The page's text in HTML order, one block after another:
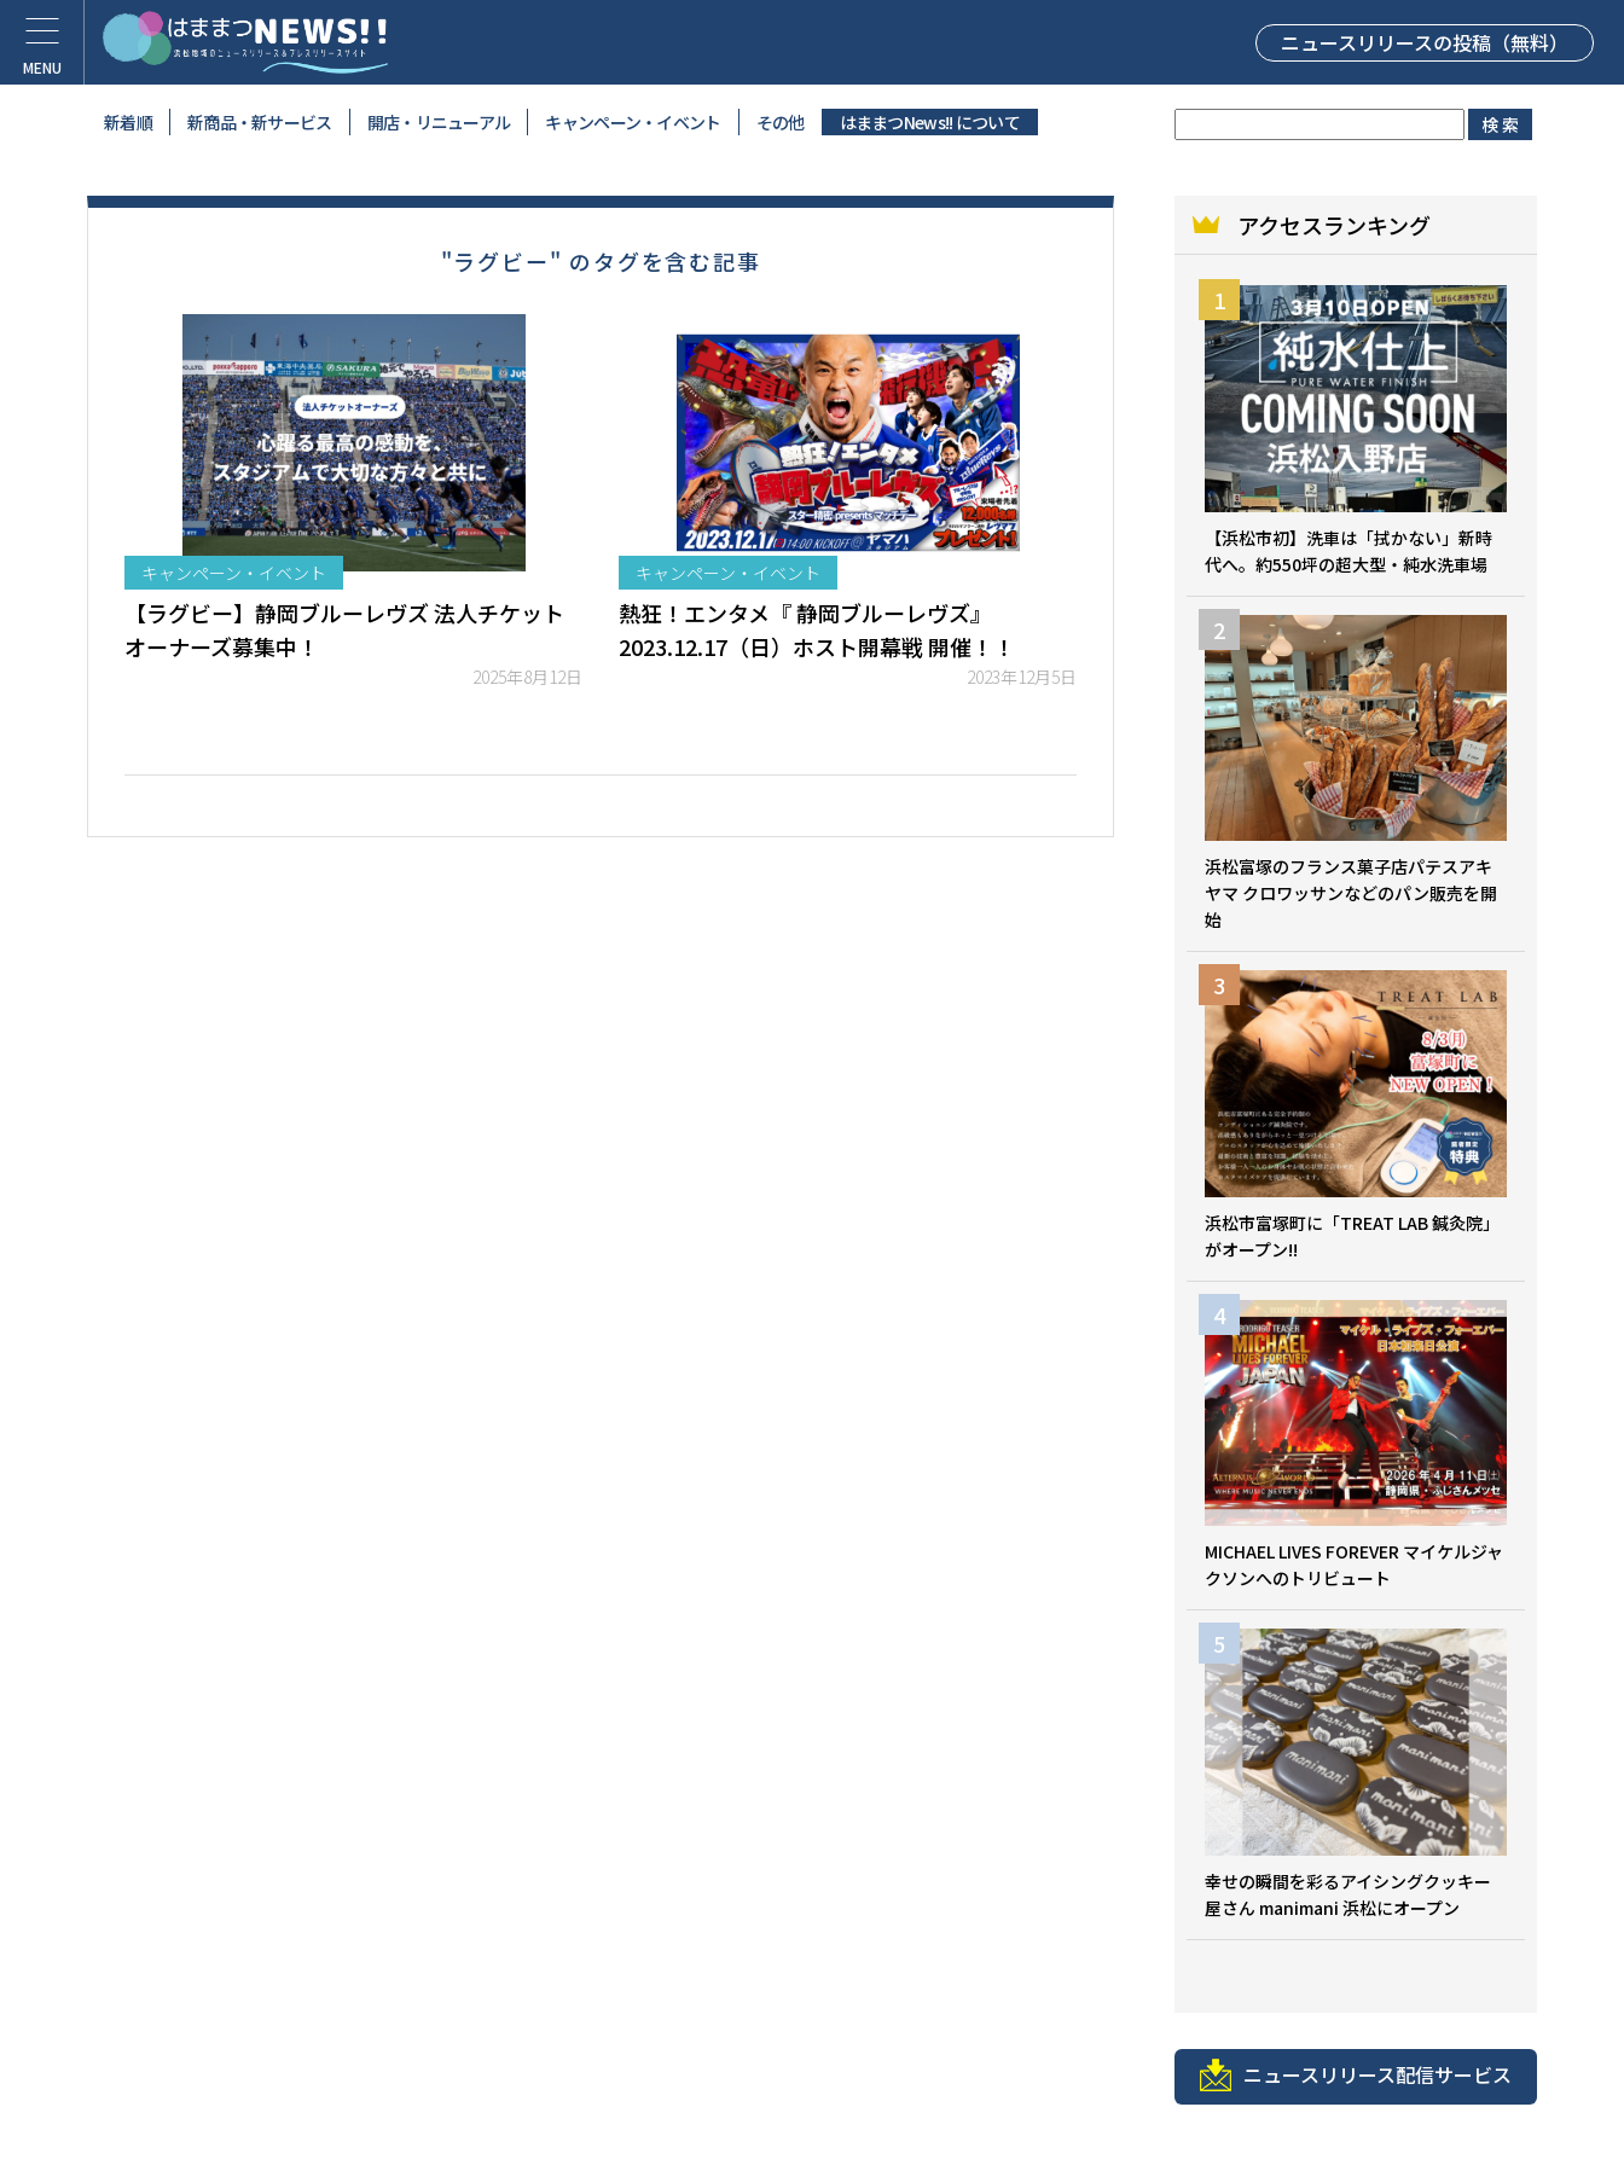
ニュースリリースの投稿（無料）
新着順 新商品・新サービス 開店・リニューアル キャンペーン・イベント その他 はままつNews!! について
"ラグビー" のタグを含む記事
キャンペーン・イベント
【ラグビー】静岡ブルーレヴズ 法人チケット
オーナーズ募集中！
2025年8月12日
キャンペーン・イベント
熱狂！エンタメ『 静岡ブルーレヴズ』
2023.12.17（日）ホスト開幕戦 開催！！
2023年12月5日
アクセスランキング
【浜松市初】洗車は「拭かない」新時
代へ。約550坪の超大型・純水洗車場
浜松富塚のフランス菓子店パテスアキ
ヤマ クロワッサンなどのパン販売を開
始
浜松市富塚町に「TREAT LAB 鍼灸院」
がオープン!!
MICHAEL LIVES FOREVER マイケルジャ
クソンへのトリビュート
幸せの瞬間を彩るアイシングクッキー
屋さん manimani 浜松にオープン
ニュースリリース配信サービス